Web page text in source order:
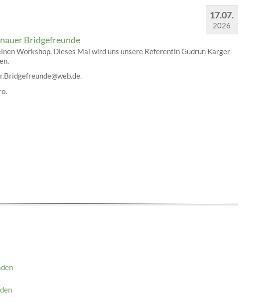
17.07.
2026
Bridgefreunde
Workshop. Dieses Mal wird uns unsere Referentin Gudrun Karger